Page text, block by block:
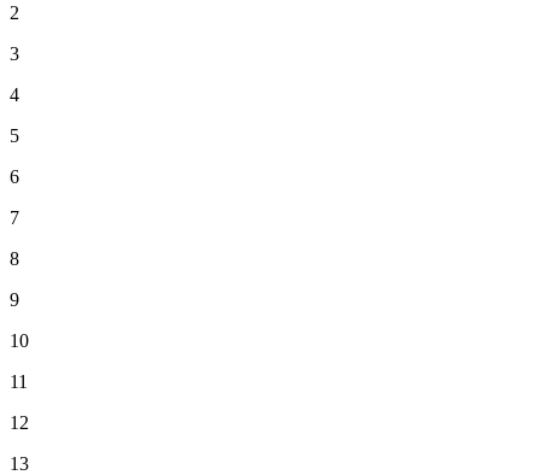
2
3
4
5
6
7
8
9
10
11
12
13